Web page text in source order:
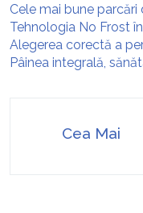
Cele mai bune parcări
Tehnologia No Frost
Alegerea corectă a
Pâinea integrală,
Cea Mai